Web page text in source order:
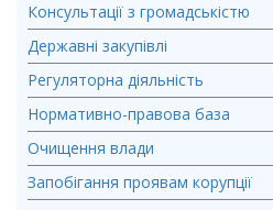
Консультації з громадськістю
Державні закупівлі
Регуляторна діяльність
Нормативно-правова база
Очищення влади
Запобігання проявам корупції